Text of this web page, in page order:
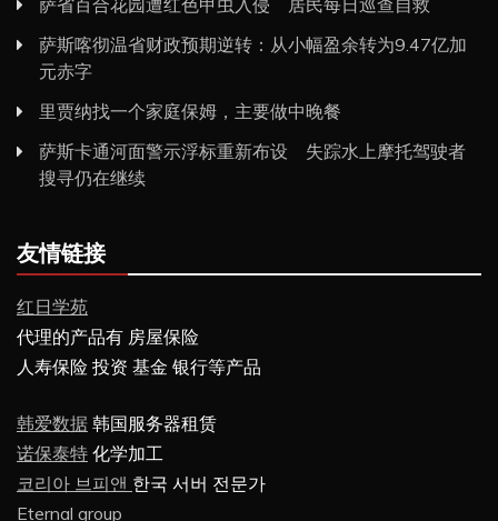
萨斯喀彻温省财政预期逆转：从小幅盈余转为9.47亿加
元赤字
里贾纳找一个家庭保姆，主要做中晚餐
萨斯卡通河面警示浮标重新布设 失踪水上摩托驾驶者
搜寻仍在继续
友情链接
红日学苑
代理的产品有 房屋保险
人寿保险 投资 基金 银行等产品
韩爱数据 韩国服务器租赁
诺保泰特 化学加工
코리아 브피앤 한국 서버 전문가
Eternal group